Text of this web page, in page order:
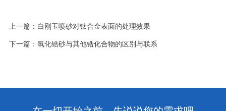
上一篇： 白刚玉喷砂对钛合金表面的处理效果
下一篇： 氧化锆砂与其他锆化合物的区别与联系